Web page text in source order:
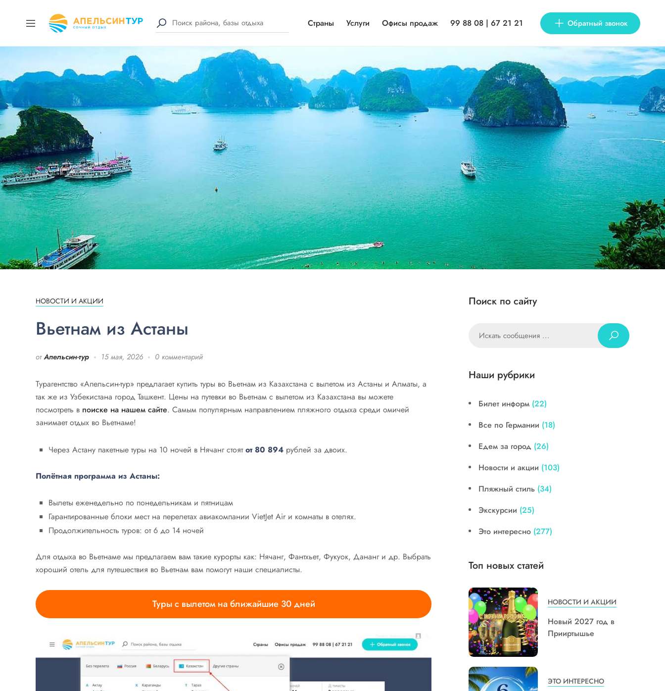
Страны Услуги Офисы продаж 99 88 08 | 67 21 21 Обратный звонок
НОВОСТИ И АКЦИИ
Вьетнам из Астаны
от Апельсин-тур 15 мая, 2026 0 комментарий
Турагентство «Апельсин-тур» предлагает купить туры во Вьетнам из Казахстана с вылетом из Астаны и Алматы, а
так же из Узбекистана город Ташкент. Цены на путевки во Вьетнам с вылетом из Казахстана вы можете
посмотреть в поиске на нашем сайте. Самым популярным направлением пляжного отдыха среди омичей
занимает отдых во Вьетнаме!
Через Астану пакетные туры на 10 ночей в Нячанг стоятот 80 894 рублей за двоих.
Полётная программа из Астаны:
Вылеты еженедельно по понедельникам и пятницам
Гарантированные блоки мест на перелетах авиакомпании VietJet Air и комнаты в отелях.
Продолжительность туров: от 6 до 14 ночей
Для отдыха во Вьетнаме мы предлагаем вам такие курорты как: Нячанг, Фантхьет, Фукуок, Дананг и др. Выбрать
хороший отель для путешествия во Вьетнам вам помогут наши специалисты.
Туры с вылетом на ближайшие 30 дней
Поиск по сайту
Наши рубрики
Билет информ (22)
Все по Германии (18)
Едем за город (26)
Новости и акции (103)
Пляжный стиль (34)
Экскурсии (25)
Это интересно (277)
Топ новых статей
НОВОСТИ И АКЦИИ
Новый 2027 год в
Прииртышье
ЭТО ИНТЕРЕСНО